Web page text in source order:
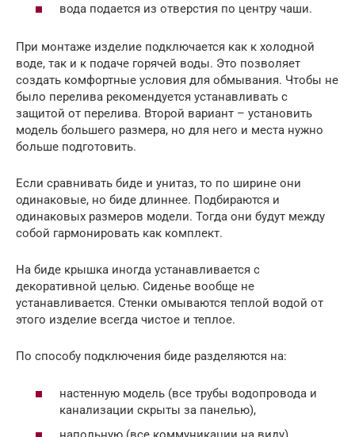
вода подается из отверстия по центру чаши.
При монтаже изделие подключается как к холодной
воде, так и к подаче горячей воды. Это позволяет
создать комфортные условия для обмывания. Чтобы не
было перелива рекомендуется устанавливать с
защитой от перелива. Второй вариант – установить
модель большего размера, но для него и места нужно
больше подготовить.
Если сравнивать биде и унитаз, то по ширине они
одинаковые, но биде длиннее. Подбираются и
одинаковых размеров модели. Тогда они будут между
собой гармонировать как комплект.
На биде крышка иногда устанавливается с
декоративной целью. Сиденье вообще не
устанавливается. Стенки омываются теплой водой от
этого изделие всегда чистое и теплое.
По способу подключения биде разделяются на:
настенную модель (все трубы водопровода и
канализации скрыты за панелью),